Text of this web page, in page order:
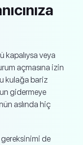
kapalıysa veya
açmasına izin
kulağa bariz
gidermeye
aslında hiç
de